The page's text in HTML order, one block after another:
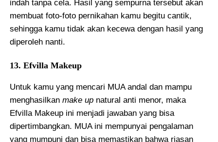
indah tanpa cela. Hasil yang sempurna tersebut akan
membuat foto-foto pernikahan kamu begitu cantik,
sehingga kamu tidak akan kecewa dengan hasil yang
diperoleh nanti.
13. Efvilla Makeup
Untuk kamu yang mencari MUA andal dan mampu
menghasilkan make up natural anti menor, maka
Efvilla Makeup ini menjadi jawaban yang bisa
dipertimbangkan. MUA ini mempunyai pengalaman
yang mumpuni dan bisa memastikan bahwa riasan